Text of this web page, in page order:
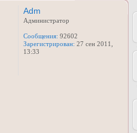
Adm
Администратор
Сообщения: 92602
Зарегистрирован: 27 сен 2011,
13:33